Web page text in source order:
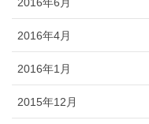
2016年4月
2016年1月
2015年12月